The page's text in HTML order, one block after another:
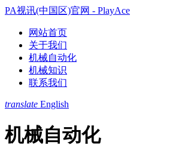
PA视讯(中国区)官网 - PlayAce
网站首页
关于我们
机械自动化
机械知识
联系我们
translate English
机械自动化